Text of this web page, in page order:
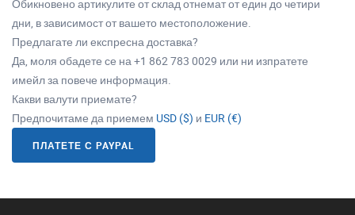
Обикновено артикулите от склад отнемат от един до четири
дни, в зависимост от вашето местоположение.
Предлагате ли експресна доставка?
Да, моля обадете се на +1 862 783 0029 или ни изпратете
имейл за повече информация.
Какви валути приемате?
Предпочитаме да приемем USD ($) и EUR (€)
ПЛАТЕТЕ С PAYPAL